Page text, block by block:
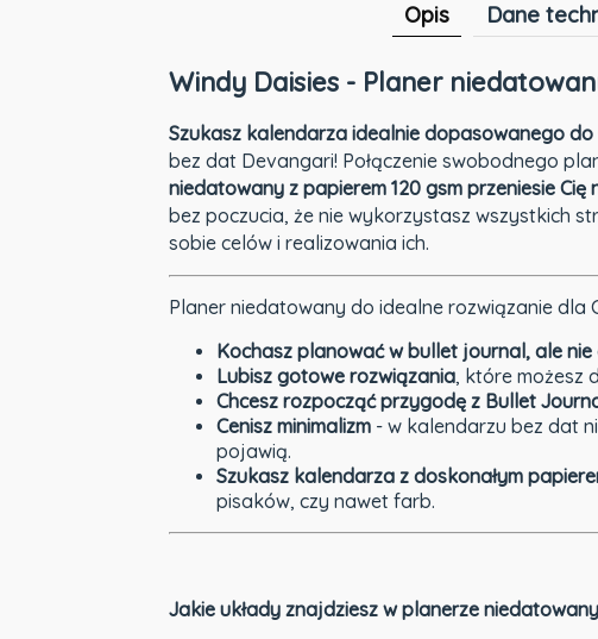
Opis Dane
Windy Daisies - Planer
Szukasz kalendarza idealnie dopasowanego
bez dat Devangari! Połączenie swobodnego
niedatowany z papierem 120 gsm przeniesie
bez poczucia, że nie wykorzystasz wszystkich
sobie celów i realizowania ich.
Planer niedatowany do idealne rozwiązanie dla
Kochasz planować w bullet journal, ale
Lubisz gotowe rozwiązania, które możesz
Chcesz rozpocząć przygodę z Bullet
Cenisz minimalizm - w kalendarzu bez dat
pojawią.
Szukasz kalendarza z doskonałym
pisaków, czy nawet farb.
Jakie układy znajdziesz w planerze